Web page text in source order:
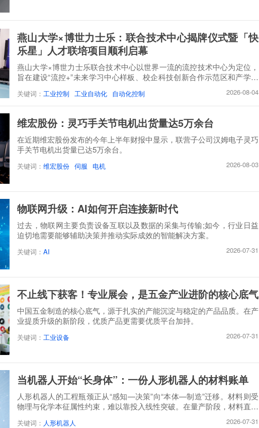
燕山大学×博世力士乐：联合技术中心揭牌仪式暨「快
乐星」人才联培项目顺利启幕
燕山大学×博世力士乐联合技术中心以世界一流的流控技术中心为定位，
旨在建设“流控+”未来学习中心样板、校企科技创新合作示范区和产学研
关键词： 工业控制 工业自动化 自动化控制 2026-08-04
维宏股份：灵巧手关节电机出货量达5万余台
在近期维宏股份发布的今年上半年财报中显示，联营子公司汉姆电子灵巧
手关节电机出货量已达5万余台。
关键词： 维宏股份 伺服 电机 2026-08-03
物联网升级：AI如何开启连接新时代
过去，物联网主要负责设备互联以及数据的采集与传输;如今，行业日益
迫切地需要能够辅助决策并推动实际成效的智能解决方案。
关键词： AI 2026-07-31
不止线下获客！专业展会，是五金产业进阶的核心底气
中国五金制造的核心底气，源于扎实的产能沉淀与稳定的产品品质。在产
业提质升级的新阶段，优质产品更需要优质平台加持。
关键词： 工业设备 2026-07-31
当机器人开始“长身体”：一份人形机器人的材料账单
人形机器人的工程瓶颈正从“感知—决策”向“本体—制造”迁移。材料则受
物理与化学本征属性约束，难以靠投入线性突破。在量产阶段，材料直接
关键词： 人形机器人 2026-07-31